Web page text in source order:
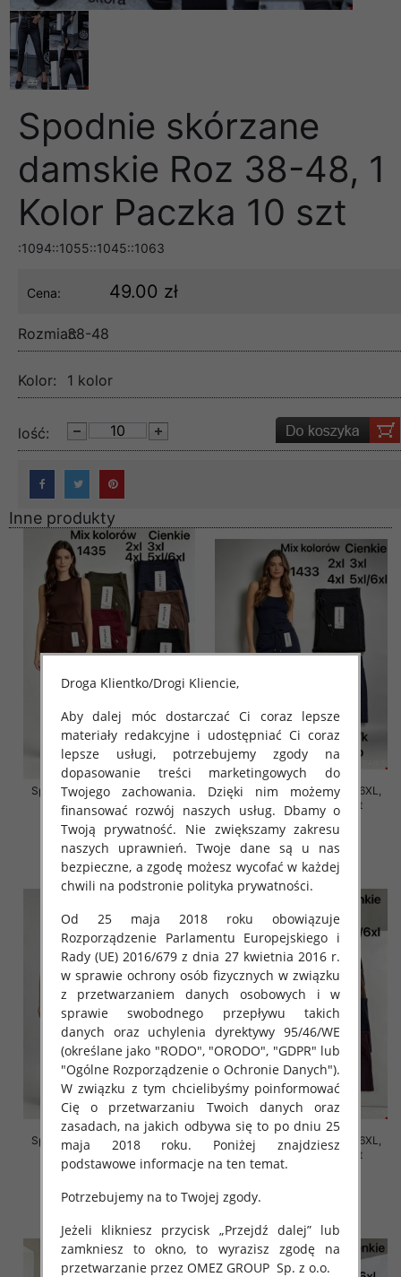
Spodnie skórzane
damskie Roz 38-48, 1
Kolor Paczka 10 szt
:1094::1055::1045::1063
Cena: 49.00 zł
Rozmiar:38-48
Kolor: 1 kolor
lość:
Inne produkty
Spodnie damskie Roz 2XL-6XL,
Mix Kolor Paczka 12 szt
16.00 zł
szczegóły
Spodnie damskie Roz 2XL-6XL,
Mix Kolor Paczka 12 szt
16.00 zł
szczegóły
Spodnie damskie Roz 2XL-6XL,
Mix Kolor Paczka 12 szt
szczegóły
Spodnie damskie Roz 2XL-6XL,
Mix Kolor Paczka 12 szt
Droga Klientko/Drogi Kliencie,
Aby dalej móc dostarczać Ci coraz lepsze
materiały redakcyjne i udostępniać Ci coraz
lepsze usługi, potrzebujemy zgody na
dopasowanie treści marketingowych do
Twojego zachowania. Dzięki nim możemy
finansować rozwój naszych usług. Dbamy o
Twoją prywatność. Nie zwiększamy zakresu
naszych uprawnień. Twoje dane są u nas
bezpieczne, a zgodę możesz wycofać w każdej
chwili na podstronie polityka prywatności.
Od 25 maja 2018 roku obowiązuje
Rozporządzenie Parlamentu Europejskiego i
Rady (UE) 2016/679 z dnia 27 kwietnia 2016 r.
w sprawie ochrony osób fizycznych w związku
z przetwarzaniem danych osobowych i w
sprawie swobodnego przepływu takich
danych oraz uchylenia dyrektywy 95/46/WE
(określane jako "RODO", "ORODO", "GDPR" lub
"Ogólne Rozporządzenie o Ochronie Danych").
W związku z tym chcielibyśmy poinformować
Cię o przetwarzaniu Twoich danych oraz
zasadach, na jakich odbywa się to po dniu 25
maja 2018 roku. Poniżej znajdziesz
podstawowe informacje na ten temat.
Potrzebujemy na to Twojej zgody.
Jeżeli klikniesz przycisk „Przejdź dalej” lub
zamkniesz to okno, to wyrazisz zgodę na
przetwarzanie przez OMEZ GROUP Sp. z o.o.